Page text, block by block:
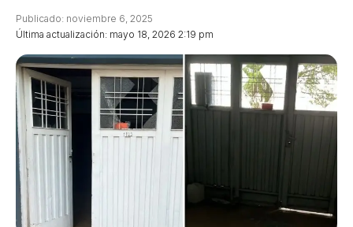
Última actualización: mayo 18, 2026 2:19 pm
Publicado: noviembre 6, 2025